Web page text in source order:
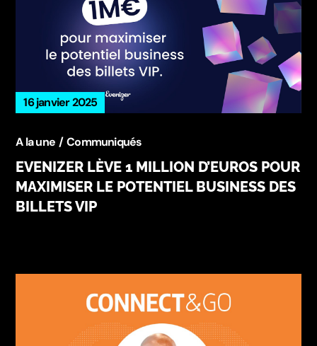
16 janvier 2025
A la une Communiqués
EVENIZER LÈVE 1 MILLION D’EUROS POUR
MAXIMISER LE POTENTIEL BUSINESS DES
BILLETS VIP